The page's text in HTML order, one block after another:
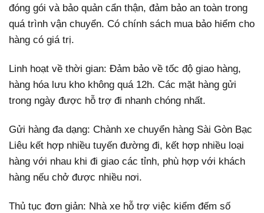
đóng gói và bảo quản cẩn thận, đảm bảo an toàn trong
quá trình vận chuyển. Có chính sách mua bảo hiểm cho
hàng có giá trị.
Linh hoạt về thời gian: Đảm bảo về tốc độ giao hàng,
hàng hóa lưu kho không quá 12h. Các mặt hàng gửi
trong ngày được hỗ trợ đi nhanh chóng nhất.
Gửi hàng đa dạng: Chành xe chuyển hàng Sài Gòn Bạc
Liêu kết hợp nhiều tuyến đường đi, kết hợp nhiều loại
hàng với nhau khi đi giao các tỉnh, phù hợp với khách
hàng nếu chở được nhiều nơi.
Thủ tục đơn giản: Nhà xe hỗ trợ việc kiểm đếm số